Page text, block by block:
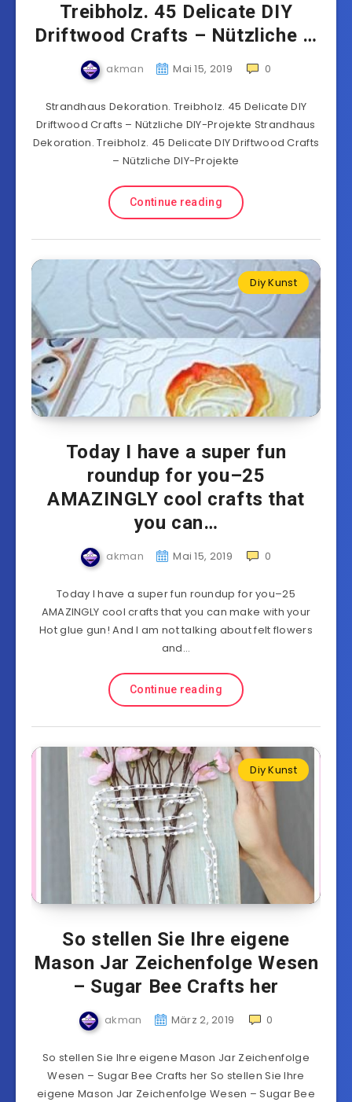
Treibholz. 45 Delicate DIY
Driftwood Crafts – Nützliche …
akman Mai 15, 2019 0
Strandhaus Dekoration. Treibholz. 45 Delicate DIY
Driftwood Crafts – Nützliche DIY-Projekte Strandhaus
Dekoration. Treibholz. 45 Delicate DIY Driftwood Crafts
– Nützliche DIY-Projekte
Continue reading
Diy Kunst
Today I have a super fun
roundup for you–25
AMAZINGLY cool crafts that
you can…
akman Mai 15, 2019 0
Today I have a super fun roundup for you–25
AMAZINGLY cool crafts that you can make with your
Hot glue gun! And I am not talking about felt flowers
and…
Continue reading
Diy Kunst
So stellen Sie Ihre eigene
Mason Jar Zeichenfolge Wesen
– Sugar Bee Crafts her
akman März 2, 2019 0
So stellen Sie Ihre eigene Mason Jar Zeichenfolge
Wesen – Sugar Bee Crafts her So stellen Sie Ihre
eigene Mason Jar Zeichenfolge Wesen – Sugar Bee